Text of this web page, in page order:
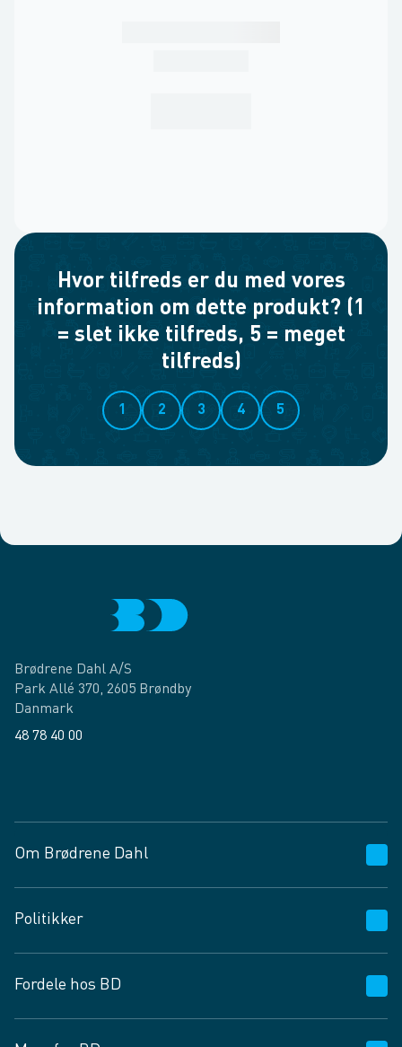
Hvor tilfreds er du med vores
information om dette produkt? (1
= slet ikke tilfreds, 5 = meget
tilfreds)
1 2 3 4 5
Brødrene Dahl A/S
Park Allé 370, 2605 Brøndby
Danmark
48 78 40 00
Om Brødrene Dahl
Vagttelefon 30 10 89 89
Spørgsmål og svar
Job og karriere
Fødevarekontrolrapport
Politikker
Privatlivspolitik
Cookies
Fordele hos BD